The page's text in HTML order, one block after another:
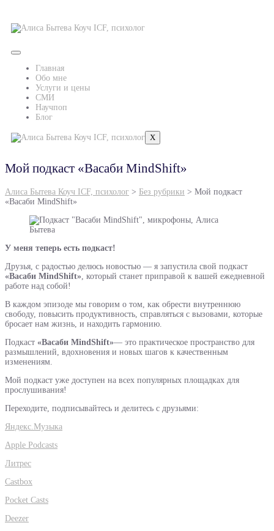
Главная
Обо мне
Услуги и цены
СМИ
Научпоп
Блог
X
Мой подкаст «Васаби MindShift»
Алиса Бытева Коуч ICF, психолог > Без рубрики > Мой подкаст
«Васаби MindShift»
У меня теперь есть подкаст!
Друзья, с радостью делюсь новостью — я запустила свой подкаст
«Васаби MindShift» , который станет приправой к вашей ежедневной
работе над собой!
В каждом эпизоде мы говорим о том, как обрести внутреннюю
свободу, повысить продуктивность, справляться с вызовами, которые
бросает нам жизнь, и находить гармонию.
Подкаст «Васаби MindShift»— это практическое пространство для
размышлений, вдохновения и новых шагов к качественным
изменениям.
Мой подкаст уже доступен на всех популярных площадках для
прослушивания!
Переходите, подписывайтесь и делитесь с друзьями:
Яндекс.Музыка
Apple Podcasts
Литрес
Castbox
Pocket Casts
Deezer